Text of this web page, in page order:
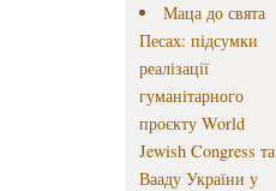
Маца до свята
Песах: підсумки
реалізації
гуманітарного
проєкту World
Jewish Congress та
Вааду України у